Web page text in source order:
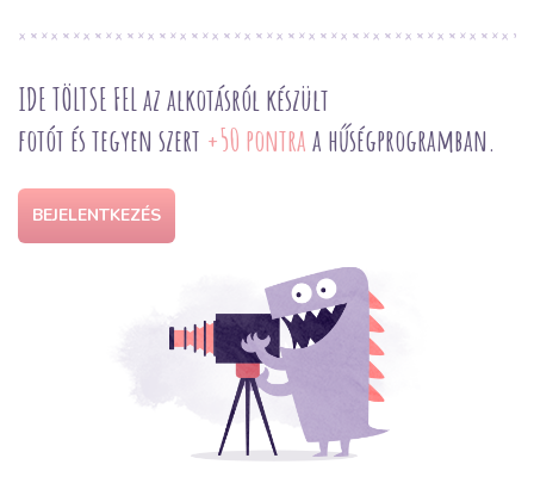
IDE TÖLTSE FEL az alkotásról készült
fotót és tegyen szert +50 pontraa hűségprogramban.
BEJELENTKEZÉS